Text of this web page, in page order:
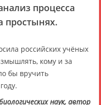
процесса
простынях.
российских учёных
кому и за
бы вручить
наук, автор